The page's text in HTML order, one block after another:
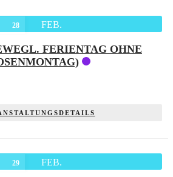
28 FEB.
FERIENTAG OHNE
29 FEB.